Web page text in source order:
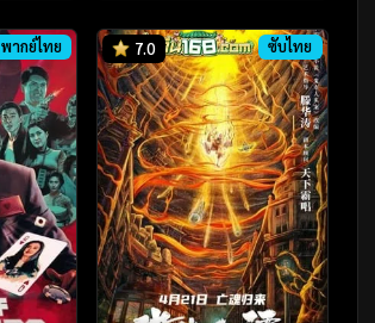
พากย์ไทย 7.0 ซับไทย